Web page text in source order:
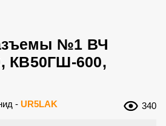
№1 ВЧ
КВ50ГШ-600,
- UR5LAK 340